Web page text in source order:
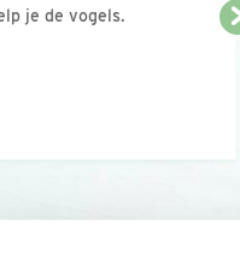
je de vogels.